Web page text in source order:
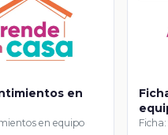
en
en equipo